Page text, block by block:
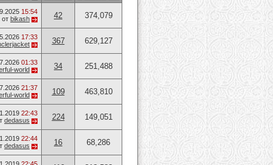
15:54
от bikash 42 374,079
17:33
367 629,127
01:33
world 34 251,488
21:37
world 109 463,810
22:43
dedasus 224 149,051
22:44
dedasus 16 68,286